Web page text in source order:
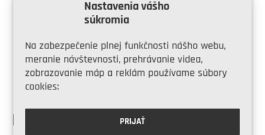
Nastavenia vášho
súkromia
Na zabezpečenie plnej funkčnosti nášho webu,
meranie návštevnosti, prehrávanie videa,
zobrazovanie máp a reklám používame súbory
cookies:
PRIJAŤ
Share on Facebook
Share on Twitter
PODOBNÉ ČLÁNKY